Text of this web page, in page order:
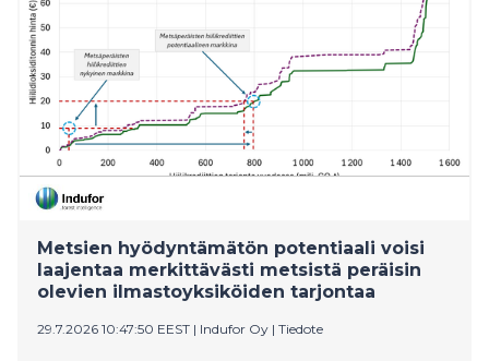
Metsien hyödyntämätön potentiaali voisi
laajentaa merkittävästi metsistä peräisin
olevien ilmastoyksiköiden tarjontaa
29.7.2026 10:47:50 EEST | Indufor Oy | Tiedote